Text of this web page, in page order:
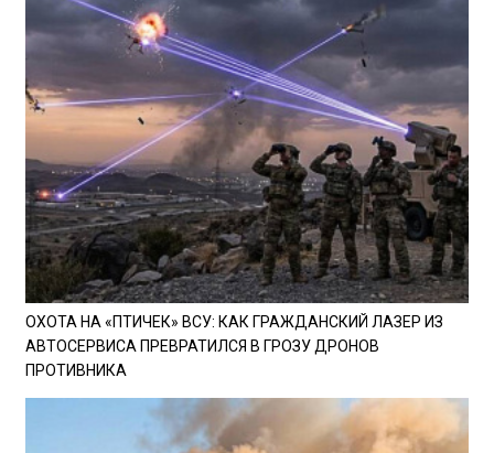
ОХОТА НА «ПТИЧЕК» ВСУ: КАК ГРАЖДАНСКИЙ ЛАЗЕР ИЗ
АВТОСЕРВИСА ПРЕВРАТИЛСЯ В ГРОЗУ ДРОНОВ
ПРОТИВНИКА